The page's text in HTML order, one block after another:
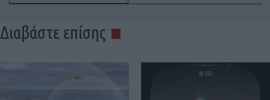
Διαβάστε επίσης